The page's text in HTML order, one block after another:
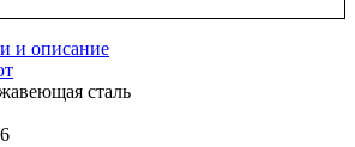
и описание
сталь